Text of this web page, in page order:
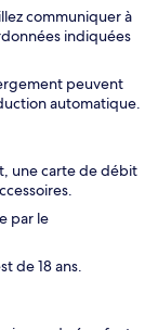
communiquer à
indiquées
peuvent
automatique.
une carte de débit
par le
de 18 ans.